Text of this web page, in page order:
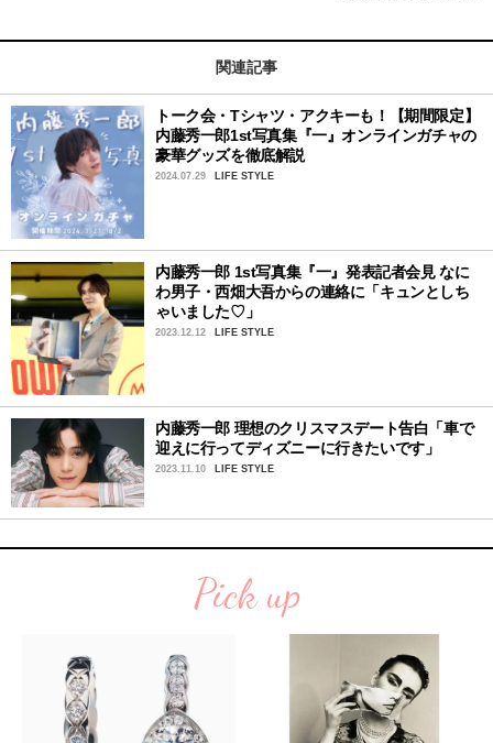
関連記事
トーク会・Tシャツ・アクキーも！【期間限定】
内藤秀一郎1st写真集『一』オンラインガチャの
豪華グッズを徹底解説
2024.07.29 LIFE STYLE
内藤秀一郎 1st写真集『一』発表記者会見 なに
わ男子・西畑大吾からの連絡に「キュンとしち
ゃいました♡」
2023.12.12 LIFE STYLE
内藤秀一郎 理想のクリスマスデート告白「車で
迎えに行ってディズニーに行きたいです」
2023.11.10 LIFE STYLE
Pick up